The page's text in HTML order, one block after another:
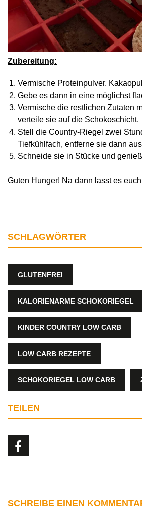
Zubereitung:
Vermische Proteinpulver,
Gebe es dann in eine möglichst
Vermische die restlichen Zutaten
verteile sie auf die Schokoschicht.
Stell die Country-Riegel zwei
Tiefkühlfach, entferne sie dann
Schneide sie in Stücke und
Guten Hunger! Na dann lasst es
SCHLAGWÖRTER
GLUTENFREI
KALORIENARME SCHOKORIEGEL
KINDER COUNTRY LOW CARB
LOW CARB REZEPTE
SCHOKORIEGEL LOW CARB
TEILEN
SCHREIBE EINEN